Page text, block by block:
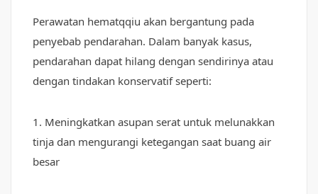
Perawatan hematqqiu akan bergantung pada
penyebab pendarahan. Dalam banyak kasus,
pendarahan dapat hilang dengan sendirinya atau
dengan tindakan konservatif seperti:
1. Meningkatkan asupan serat untuk melunakkan
tinja dan mengurangi ketegangan saat buang air
besar